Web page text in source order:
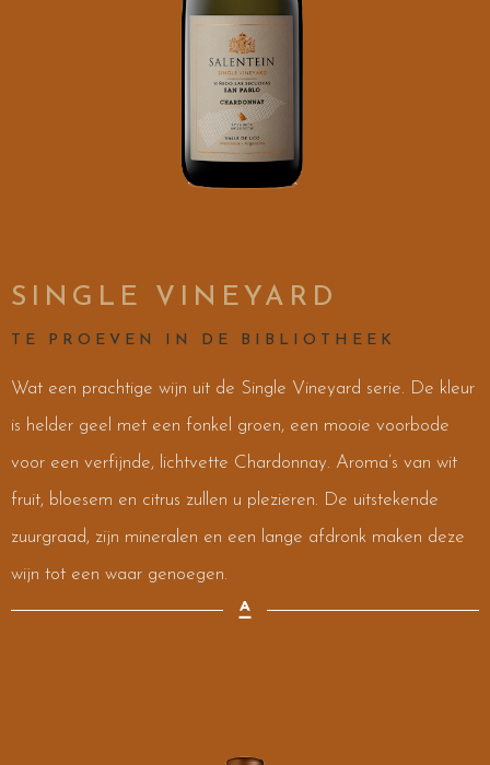
SINGLE VINEYARD
TE PROEVEN IN DE BIBLIOTHEEK
Wat een prachtige wijn uit de Single Vineyard serie. De kleur
is helder geel met een fonkel groen, een mooie voorbode
voor een verfijnde, lichtvette Chardonnay. Aroma’s van wit
fruit, bloesem en citrus zullen u plezieren. De uitstekende
zuurgraad, zijn mineralen en een lange afdronk maken deze
wijn tot een waar genoegen.